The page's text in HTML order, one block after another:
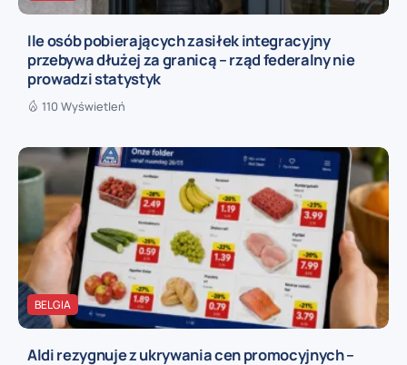
Ile osób pobierających zasiłek integracyjny
przebywa dłużej za granicą – rząd federalny nie
prowadzi statystyk
110 Wyświetleń
BELGIA
Aldi rezygnuje z ukrywania cen promocyjnych –